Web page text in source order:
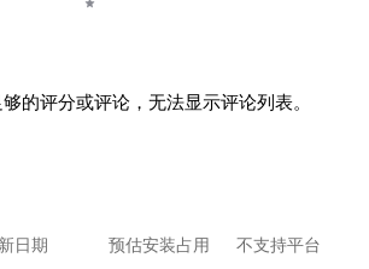
guidelines/496/4bd64a16-
"image.png") 要
功能区下面的功能会报
guidelines/496/2d562c95-
的评分或评论，无法显示评论列表。
日期 预估安装占用 不支持平台